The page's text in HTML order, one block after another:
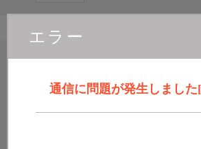
エラー
通信に問題が発生しまし